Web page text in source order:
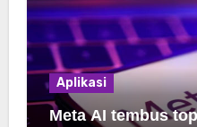
Aplikasi
Meta AI tembus